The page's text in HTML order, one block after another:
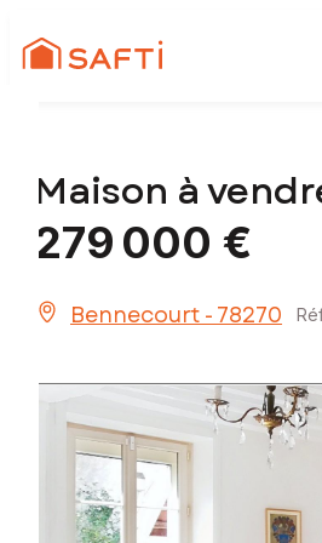
Maison à
279 000 €
Bennecourt - 78270